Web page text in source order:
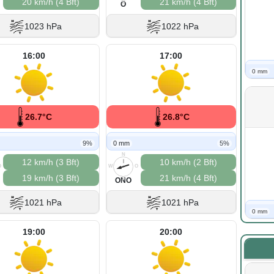
20 km/h (4 Bft)
1023 hPa
S
O 21 km/h (4 Bft)
1022 hPa
16:00
26.7°C
9%
12 km/h (3 Bft)
19 km/h (3 Bft)
1021 hPa
17:00
26.8°C
0 mm 5%
N
O
S
W
ONO
10 km/h (2 Bft)
21 km/h (4 Bft)
1021 hPa
19:00 20:00
0 mm
0 mm